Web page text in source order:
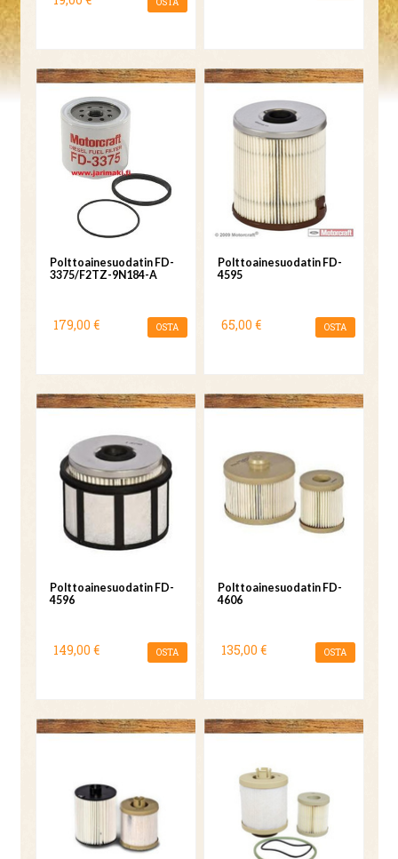
Polttoainesuodatin FD-
3375/F2TZ-9N184-A
179,00 € OSTA
Polttoainesuodatin FD-
4595
65,00 € OSTA
Polttoainesuodatin FD-
4596
149,00 € OSTA
Polttoainesuodatin FD-
4606
135,00 € OSTA